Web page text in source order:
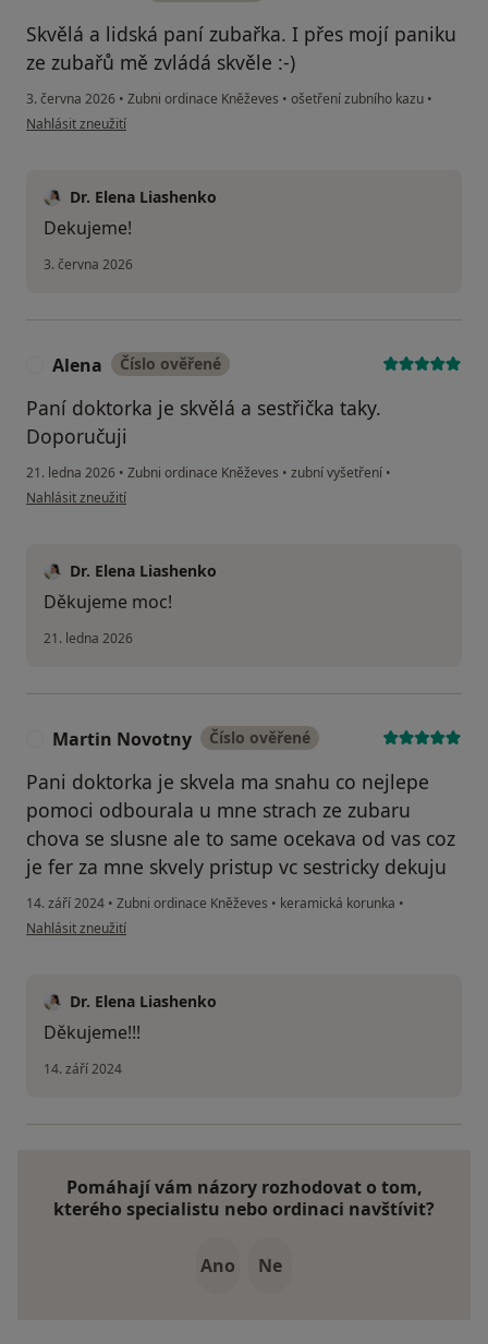
Skvělá a lidská paní zubařka. I přes mojí paniku
ze zubařů mě zvládá skvěle :-)
3. června 2026 • Zubni ordinace Kněževes • ošetření zubního kazu •
podle názoru uživatele Denisa M.
Nahlásit zneužití
Dr. Elena Liashenko
Dekujeme!
3. června 2026
Alena Číslo ověřené
Paní doktorka je skvělá a sestřička taky.
Doporučuji
21. ledna 2026 • Zubni ordinace Kněževes • zubní vyšetření •
podle názoru uživatele Alena
Nahlásit zneužití
Dr. Elena Liashenko
Děkujeme moc!
21. ledna 2026
Martin Novotny Číslo ověřené
Pani doktorka je skvela ma snahu co nejlepe
pomoci odbourala u mne strach ze zubaru
chova se slusne ale to same ocekava od vas coz
je fer za mne skvely pristup vc sestricky dekuju
14. září 2024 • Zubni ordinace Kněževes • keramická korunka •
podle názoru uživatele Martin Novotny
Nahlásit zneužití
Dr. Elena Liashenko
Děkujeme!!!
14. září 2024
Pomáhají vám názory rozhodovat o tom,
kterého specialistu nebo ordinaci navštívit?
Ano Ne